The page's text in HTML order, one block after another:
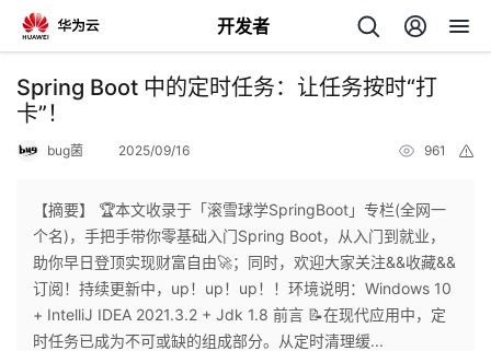
开发者
返
回
个
人
我
Spring Boot 中的定时任务：让任务按时“打
卡”！
bug菌 2025/09/16 961
【摘要】 🏆本文收录于「滚雪球学SpringBoot」专栏(全网一
个名)，手把手带你零基础入门Spring Boot，从入门到就业，
助你早日登顶实现财富自由🚀；同时，欢迎大家关注&&收藏&&
订阅！持续更新中，up！up！up！！环境说明：Windows 10
+ IntelliJ IDEA 2021.3.2 + Jdk 1.8 前言 📝在现代应用中，定
时任务已成为不可或缺的组成部分。从定时清理缓...